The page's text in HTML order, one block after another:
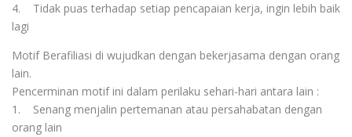
4. Tidak puas terhadap setiap pencapaian kerja, ingin lebih baik
lagi
Motif Berafiliasi di wujudkan dengan bekerjasama dengan orang
lain.
Pencerminan motif ini dalam perilaku sehari-hari antara lain :
1. Senang menjalin pertemanan atau persahabatan dengan
orang lain